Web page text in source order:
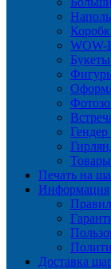
WOW-
Гендер
Печать на
Информация
Доставка